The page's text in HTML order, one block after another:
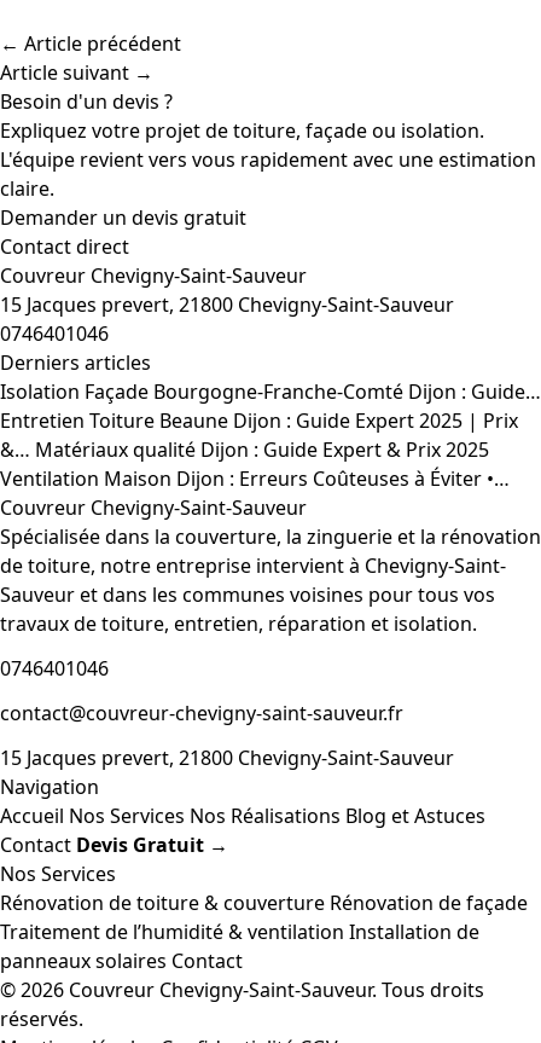
← Article précédent
Article suivant →
Besoin d'un devis ?
Expliquez votre projet de toiture, façade ou isolation.
L'équipe revient vers vous rapidement avec une estimation
claire.
Demander un devis gratuit
Contact direct
Couvreur Chevigny-Saint-Sauveur
15 Jacques prevert, 21800 Chevigny-Saint-Sauveur
0746401046
Derniers articles
Isolation Façade Bourgogne-Franche-Comté Dijon : Guide…
Entretien Toiture Beaune Dijon : Guide Expert 2025 | Prix
&… Matériaux qualité Dijon : Guide Expert & Prix 2025
Ventilation Maison Dijon : Erreurs Coûteuses à Éviter •…
Couvreur Chevigny-Saint-Sauveur
Spécialisée dans la couverture, la zinguerie et la rénovation
de toiture, notre entreprise intervient à Chevigny-Saint-
Sauveur et dans les communes voisines pour tous vos
travaux de toiture, entretien, réparation et isolation.
0746401046
contact@couvreur-chevigny-saint-sauveur.fr
15 Jacques prevert, 21800 Chevigny-Saint-Sauveur
Navigation
Accueil Nos Services Nos Réalisations Blog et Astuces
Contact Devis Gratuit →
Nos Services
Rénovation de toiture & couverture Rénovation de façade
Traitement de l’humidité & ventilation Installation de
panneaux solaires Contact
© 2026 Couvreur Chevigny-Saint-Sauveur. Tous droits
réservés.